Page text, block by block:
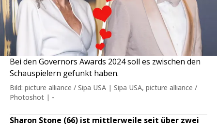
Bei den Governors Awards 2024 soll es zwischen den
Schauspielern gefunkt haben.
Bild: picture alliance / Sipa USA | Sipa USA, picture alliance /
Photoshot | -
Sharon Stone (66) ist mittlerweile seit über zwei